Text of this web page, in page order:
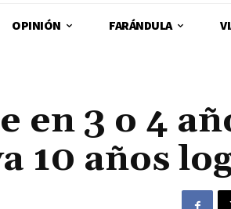
OPINIÓN FARÁNDULA
en 3 o 4
10 años